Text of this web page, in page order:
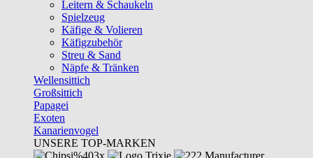
Leitern & Schaukeln
Spielzeug
Käfige & Volieren
Käfigzubehör
Streu & Sand
Näpfe & Tränken
Wellensittich
Großsittich
Papagei
Exoten
Kanarienvogel
UNSERE TOP-MARKEN